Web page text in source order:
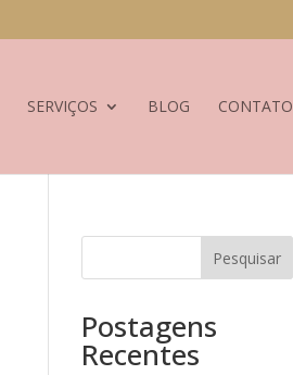
SERVIÇOS BLOG CONTATO
Pesquisar
Postagens
Recentes